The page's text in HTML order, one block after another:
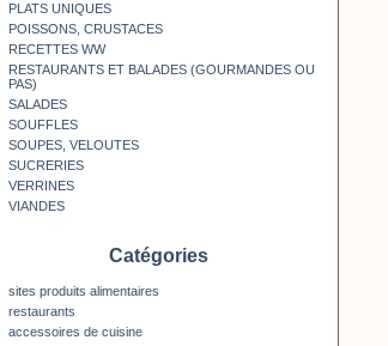
PLATS UNIQUES
POISSONS, CRUSTACES
RECETTES WW
RESTAURANTS ET BALADES (GOURMANDES OU
PAS)
SALADES
SOUFFLES
SOUPES, VELOUTES
SUCRERIES
VERRINES
VIANDES
Catégories
sites produits alimentaires
restaurants
accessoires de cuisine